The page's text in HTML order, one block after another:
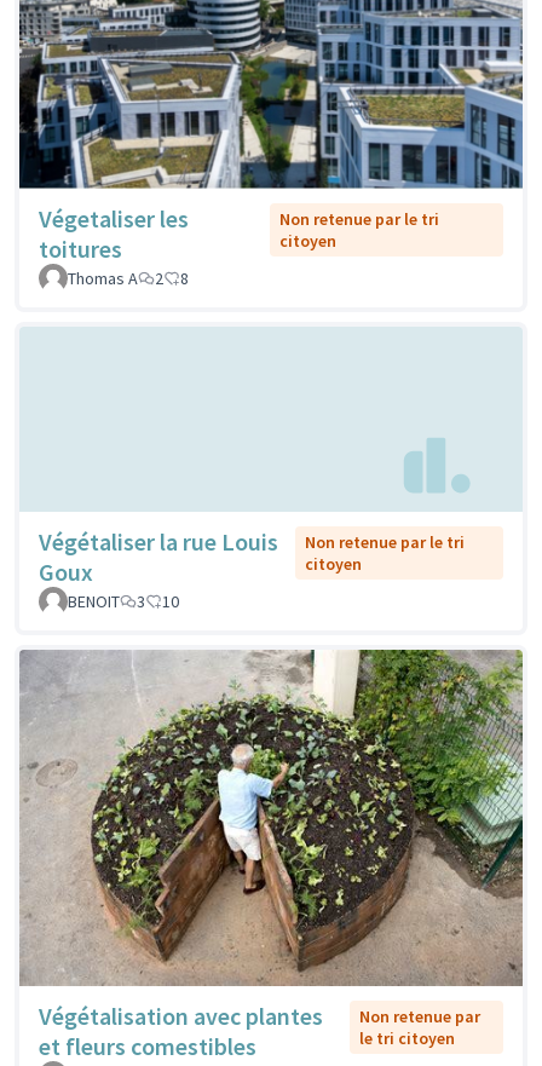
Végetaliser les
toitures
Non retenue par le tri
citoyen
Thomas A
2 8
Végétaliser la rue Louis
Goux
Non retenue par le tri
citoyen
BENOIT
3 10
Végétalisation avec plantes
et fleurs comestibles
Non retenue par
le tri citoyen